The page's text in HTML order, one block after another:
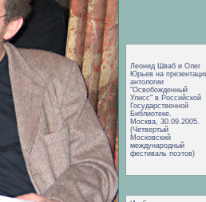
Леонид Шваб и Олег
Юрьев на
антологии
"Освобожденный
Улисс" в Российской
Государственной
Библиотеке.
Москва, 30.09.2005.
(Четвертый
Московский
международный
фестиваль поэтов)